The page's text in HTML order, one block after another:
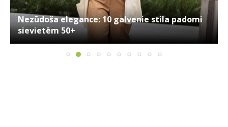
Nezūdoša elegance: 10 galvenie stila padomi
sievietēm 50+